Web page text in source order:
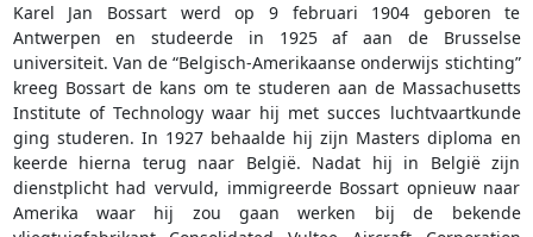
Karel Jan Bossart werd op 9 februari 1904 geboren te
Antwerpen en studeerde in 1925 af aan de Brusselse
universiteit. Van de “Belgisch-Amerikaanse onderwijs stichting”
kreeg Bossart de kans om te studeren aan de Massachusetts
Institute of Technology waar hij met succes luchtvaartkunde
ging studeren. In 1927 behaalde hij zijn Masters diploma en
keerde hierna terug naar België. Nadat hij in België zijn
dienstplicht had vervuld, immigreerde Bossart opnieuw naar
Amerika waar hij zou gaan werken bij de bekende